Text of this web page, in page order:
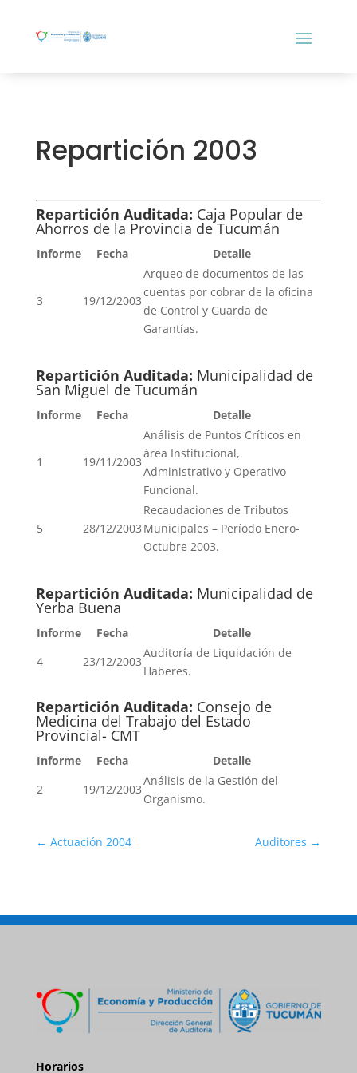
Repartición 2003
Repartición Auditada: Caja Popular de
Ahorros de la Provincia de Tucumán
Informe Fecha Detalle
3 19/12/2003
Arqueo de documentos de las
cuentas por cobrar de la oficina
de Control y Guarda de
Garantías.
Repartición Auditada: Municipalidad de
San Miguel de Tucumán
Informe Fecha Detalle
1 19/11/2003
Análisis de Puntos Críticos en
área Institucional,
Administrativo y Operativo
Funcional.
5 28/12/2003
Recaudaciones de Tributos
Municipales – Período Enero-
Octubre 2003.
Repartición Auditada: Municipalidad de
Yerba Buena
Informe Fecha
Detalle
4
23/12/2003
Auditoría de Liquidación de
Haberes.
Repartición Auditada: Consejo de
Medicina del Trabajo del Estado
Provincial- CMT
Informe Fecha
Detalle
2
19/12/2003
Análisis de la Gestión del
Organismo.
← Actuación 2004 Auditores →
Horarios